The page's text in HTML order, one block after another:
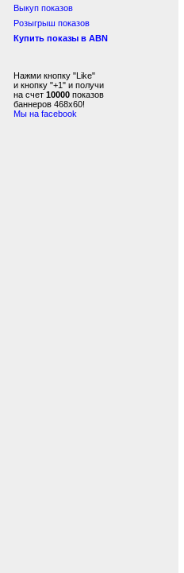
Выкуп показов
Розыгрыш показов
Купить показы в ABN
Нажми кнопку "Like"
и кнопку "+1" и получи
на счет 10000 показов
баннеров 468x60!
Мы на facebook